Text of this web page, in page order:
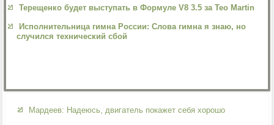
Терещенко будет выступать в Формуле V8 3.5 за Teo Martin
Исполнительница гимна России: Слова гимна я знаю, но
случился технический сбой
Мардеев: Надеюсь, двигатель покажет себя хорошо